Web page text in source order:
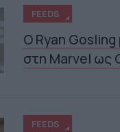
FEEDS
Ο Ryan Gosling
στη Marvel ως
FEEDS